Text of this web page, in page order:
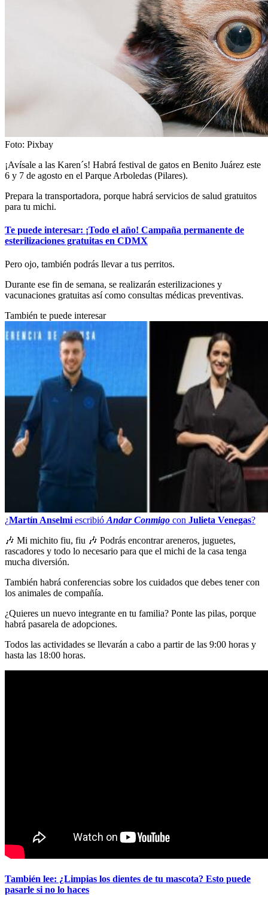
Foto: Pixbay
¡Avísale a las Karen´s! Habrá festival de gatos en Benito Juárez este
6 y 7 de agosto en el Parque Arboledas (Pilares).
Prepara la transportadora, porque habrá servicios de salud gratuitos
para tu michi.
Te puede interesar: ¡Todo el año! Campaña permanente de
esterilizaciones gratuitas en CDMX
Pero ojo, también podrás llevar a tus perritos.
Durante ese fin de semana, se realizarán esterilizaciones y
vacunaciones gratuitas así como consultas médicas preventivas.
También te puede interesar
¿Martín Anselmi escribió Andar Conmigo con Julieta Venegas?
🎶 Mi michito fiu, fiu 🎶 Podrás encontrar areneros, juguetes,
rascadores y todo lo necesario para que el michi de la casa tenga
mucha diversión.
También habrá conferencias sobre los cuidados que debes tener con
los animales de compañía.
¿Quieres un nuevo integrante en tu familia? Ponte las pilas, porque
habrá pasarela de adopciones.
Todos las actividades se llevarán a cabo a partir de las 9:00 horas y
hasta las 18:00 horas.
También lee: ¿Limpias los dientes de tu mascota? Esto puede
pasarle si no lo haces